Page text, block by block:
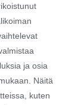
ja osia
Näitä
kuten